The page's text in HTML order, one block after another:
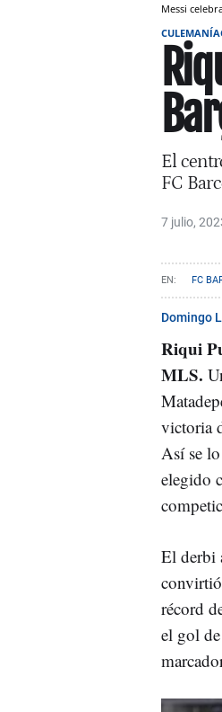
Messi
El
FC
7 julio,
FC
Domingo
Riqui
MLS.
victoria
Así se
elegido
El derbi
récord
el gol